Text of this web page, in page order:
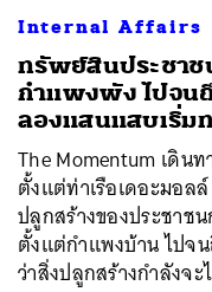
Internal Affairs
ทรัพย์สินประชาช
กำแพงพัง ไปจน
ลองแสนแสบเริ่ม
The Momentum เดิน
ตั้งแต่ท่าเรือเดอะมอล
ปลูกสร้างของประชาช
ตั้งแต่กำแพงบ้าน ไปจ
ว่าสิ่งปลูกสร้างกำลังจ
SHARE